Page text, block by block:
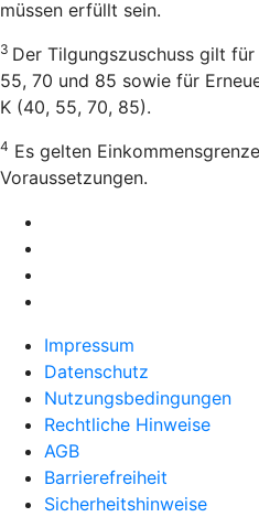
müssen erfüllt sein.
3 Der Tilgungszuschuss gilt
55, 70 und 85 sowie für
K (40, 55, 70, 85).
4 Es gelten
Voraussetzungen.
Impressum
Datenschutz
Nutzungsbedingungen
Rechtliche Hinweise
AGB
Barrierefreiheit
Sicherheitshinweise